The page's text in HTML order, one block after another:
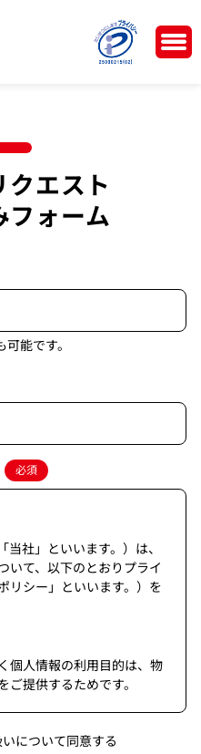
エスト
フォーム
能です。
必須
社」といいます。）は、
いて、以下のとおりプライ
リシー」といいます。）を
個人情報の利用目的は、物
提供するためです。
場合を除き本人の同意なく
について同意する